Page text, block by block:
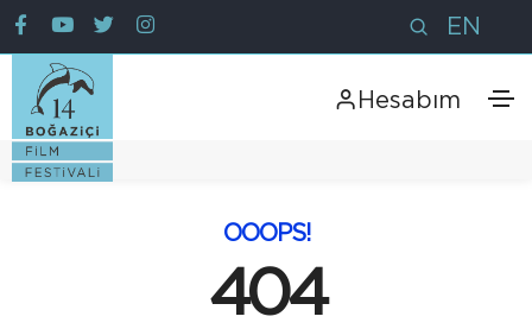
EN
Hesabım
OOOPS!
404